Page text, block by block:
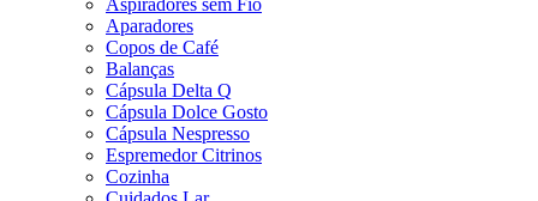
Aspiradores sem Fio
Aparadores
Copos de Café
Balanças
Cápsula Delta Q
Cápsula Dolce Gosto
Cápsula Nespresso
Espremedor Citrinos
Cozinha